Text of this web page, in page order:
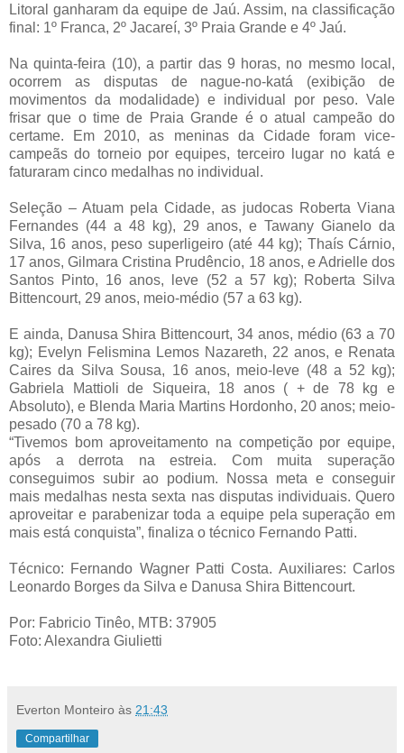
Litoral ganharam da equipe de Jaú. Assim, na classificação
final: 1º Franca, 2º Jacareí, 3º Praia Grande e 4º Jaú.
Na quinta-feira (10), a partir das 9 horas, no mesmo local,
ocorrem as disputas de nague-no-katá (exibição de
movimentos da modalidade) e individual por peso. Vale
frisar que o time de Praia Grande é o atual campeão do
certame. Em 2010, as meninas da Cidade foram vice-
campeãs do torneio por equipes, terceiro lugar no katá e
faturaram cinco medalhas no individual.
Seleção – Atuam pela Cidade, as judocas Roberta Viana
Fernandes (44 a 48 kg), 29 anos, e Tawany Gianelo da
Silva, 16 anos, peso superligeiro (até 44 kg); Thaís Cárnio,
17 anos, Gilmara Cristina Prudêncio, 18 anos, e Adrielle dos
Santos Pinto, 16 anos, leve (52 a 57 kg); Roberta Silva
Bittencourt, 29 anos, meio-médio (57 a 63 kg).
E ainda, Danusa Shira Bittencourt, 34 anos, médio (63 a 70
kg); Evelyn Felismina Lemos Nazareth, 22 anos, e Renata
Caires da Silva Sousa, 16 anos, meio-leve (48 a 52 kg);
Gabriela Mattioli de Siqueira, 18 anos ( + de 78 kg e
Absoluto), e Blenda Maria Martins Hordonho, 20 anos; meio-
pesado (70 a 78 kg).
“Tivemos bom aproveitamento na competição por equipe,
após a derrota na estreia. Com muita superação
conseguimos subir ao podium. Nossa meta e conseguir
mais medalhas nesta sexta nas disputas individuais. Quero
aproveitar e parabenizar toda a equipe pela superação em
mais está conquista”, finaliza o técnico Fernando Patti.
Técnico: Fernando Wagner Patti Costa. Auxiliares: Carlos
Leonardo Borges da Silva e Danusa Shira Bittencourt.
Por: Fabricio Tinêo, MTB: 37905
Foto: Alexandra Giulietti
Everton Monteiro às 21:43
Compartilhar